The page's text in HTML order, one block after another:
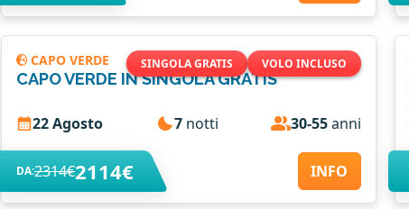
SINGOLA GRATIS VOLO INCLUSO
CAPO VERDE
CAPO VERDE IN SINGOLA GRATIS
22 Agosto 7notti 30-55anni
DA:2314€2114€ INFO